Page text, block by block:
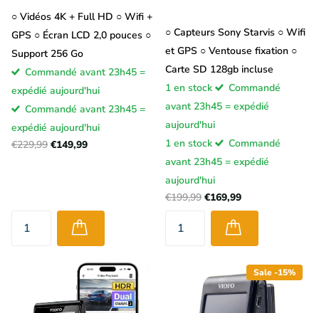
○ Vidéos 4K + Full HD ○ Wifi +
GPS ○ Écran LCD 2,0 pouces ○
Support 256 Go
Commandé avant 23h45 =
expédié aujourd'hui
Commandé avant 23h45 =
expédié aujourd'hui
€229,99 €149,99
○ Capteurs Sony Starvis ○ Wifi
et GPS ○ Ventouse fixation ○
Carte SD 128gb incluse
1 en stock
Commandé
avant 23h45 = expédié
aujourd'hui
1 en stock
Commandé
avant 23h45 = expédié
aujourd'hui
€199,99 €169,99
Sale -15%